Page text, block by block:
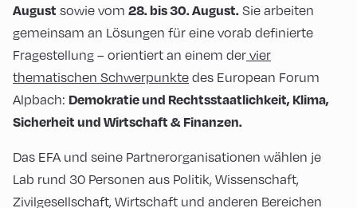
August sowie vom 28. bis 30. August. Sie arbeiten
gemeinsam an Lösungen für eine vorab definierte
Fragestellung – orientiert an einem dervier
thematischen Schwerpunktedes European Forum
Alpbach: Demokratie und Rechtsstaatlichkeit, Klima,
Sicherheit und Wirtschaft & Finanzen.
Das EFA und seine Partnerorganisationen wählen je
Lab rund 30 Personen aus Politik, Wissenschaft,
Zivilgesellschaft, Wirtschaft und anderen Bereichen